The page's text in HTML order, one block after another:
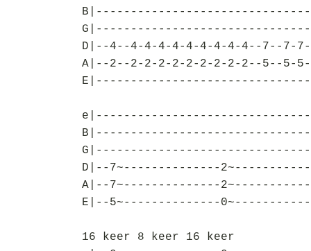
D|--4--4-4-4-4-4-4-4-4-4--7--
A|--2--2-2-2-2-2-2-2-2-2--5--5-
e|-------------------------------|
B|-------------------------------|
G|-------------------------------|
D|--7~--------------2~-----------|
A|--7~--------------2~-----------|
E|--5~--------------0~-----------|
16 keer 8 keer 16 keer